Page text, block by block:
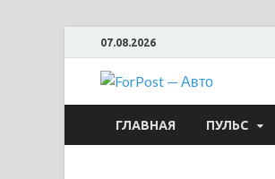
07.08.2026
ГЛАВНАЯ ПУЛЬС